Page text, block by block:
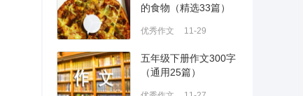
的食物（精选33篇）
优秀作文 11-29
五年级下册作文300字
（通用25篇）